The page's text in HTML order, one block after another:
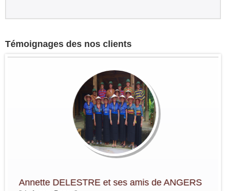
Témoignages des nos clients
Annette DELESTRE et ses amis de ANGERS